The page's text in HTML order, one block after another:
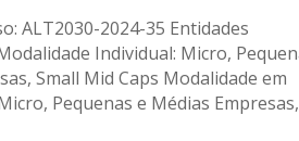
ALT2030-2024-35 Entidades
Individual: Micro,
Small Mid Caps Modalidade em
Pequenas e Médias Empresas,